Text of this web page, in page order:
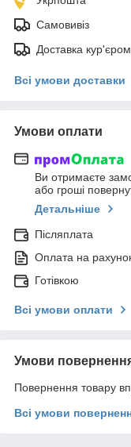
Самовивіз
Доставка кур'єром
Всі умови доставки
Умови оплати
Ви отримаєте
або гроші
Детальніше
Післяплата
Оплата на
Готівкою
Всі умови оплати
Умови
Повернення товару
Всі умови